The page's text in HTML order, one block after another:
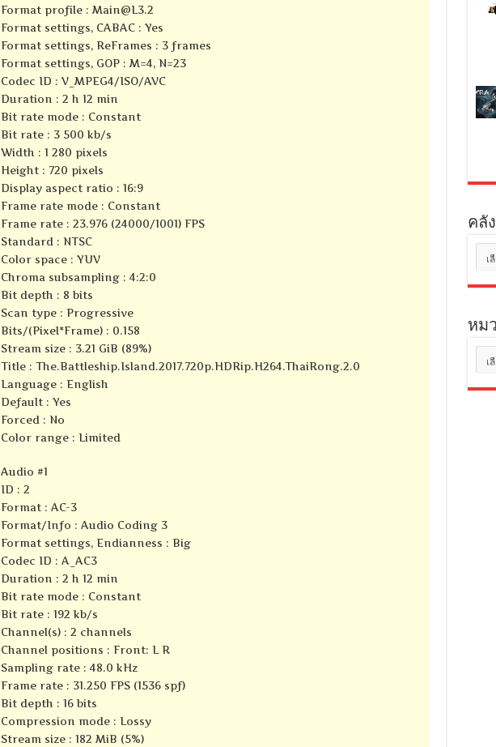
Format profile : Main@L3.2
Format settings, CABAC : Yes
Format settings, ReFrames : 3 frames
Format settings, GOP : M=4, N=23
Codec ID : V_MPEG4/ISO/AVC
Duration : 2 h 12 min
Bit rate mode : Constant
Bit rate : 3 500 kb/s
Width : 1 280 pixels
Height : 720 pixels
Display aspect ratio : 16:9
Frame rate mode : Constant
Frame rate : 23.976 (24000/1001) FPS
Standard : NTSC
Color space : YUV
Chroma subsampling : 4:2:0
Bit depth : 8 bits
Scan type : Progressive
Bits/(Pixel*Frame) : 0.158
Stream size : 3.21 GiB (89%)
Title : The.Battleship.Island.2017.720p.HDRip.H264.ThaiRong.2.0
Language : English
Default : Yes
Forced : No
Color range : Limited
Audio #1
ID : 2
Format : AC-3
Format/Info : Audio Coding 3
Format settings, Endianness : Big
Codec ID : A_AC3
Duration : 2 h 12 min
Bit rate mode : Constant
Bit rate : 192 kb/s
Channel(s) : 2 channels
Channel positions : Front: L R
Sampling rate : 48.0 kHz
Frame rate : 31.250 FPS (1536 spf)
Bit depth : 16 bits
Compression mode : Lossy
Stream size : 182 MiB (5%)
คลั
เก็บ
หม
หมู่